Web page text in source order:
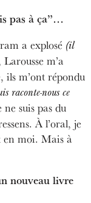
pas à ça”…
a explosé (il
Larousse m’a
ils m’ont répondu
raconte-nous ce
suis pas du
À l’oral, je
en moi. Mais à
nouveau livre